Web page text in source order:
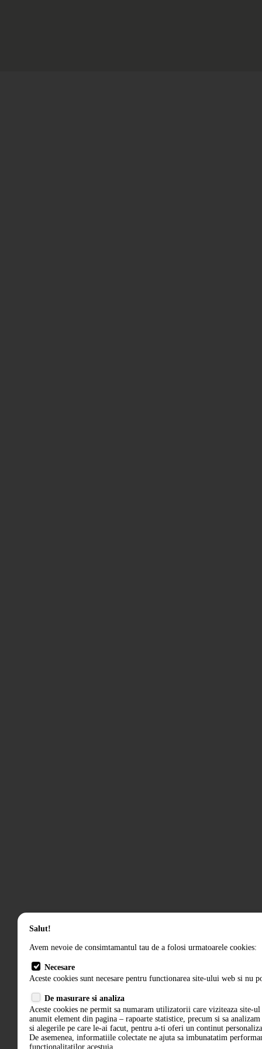
Salut!
Avem nevoie de consimtamantul tau de a folosi urmatoarele cookies:
Necesare
Aceste cookies sunt necesare pentru functionarea site-ului web si nu
De masurare si analiza
Aceste cookies ne permit sa numaram utilizatorii care viziteaza site-ul
anumit element din pagina – rapoarte statistice, precum si sa
si alegerile pe care le-ai facut, pentru a-ti oferi un continut
De asemenea, informatiile colectate ne ajuta sa imbunatatim
functionalitatilor acestuia.